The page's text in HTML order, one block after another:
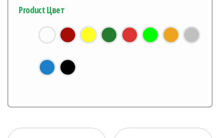
Product Цвет